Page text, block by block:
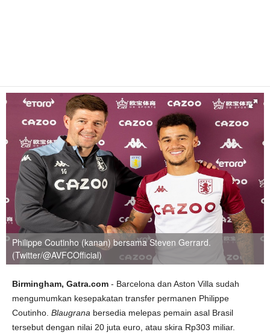
Philippe Coutinho (kanan) bersama Steven Gerrard.
(Twitter/@AVFCOfficial)
Birmingham, Gatra.com - Barcelona dan Aston Villa sudah
mengumumkan kesepakatan transfer permanen Philippe
Coutinho. Blaugrana bersedia melepas pemain asal Brasil
tersebut dengan nilai 20 juta euro, atau skira Rp303 miliar.